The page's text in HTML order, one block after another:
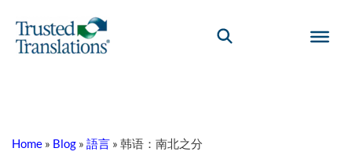
Home » Blog » 語言 » 韩语：南北之分